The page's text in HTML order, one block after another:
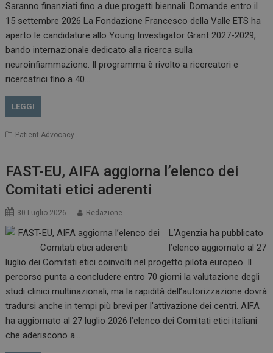
Saranno finanziati fino a due progetti biennali. Domande entro il
15 settembre 2026 La Fondazione Francesco della Valle ETS ha
aperto le candidature allo Young Investigator Grant 2027-2029,
bando internazionale dedicato alla ricerca sulla
neuroinfiammazione. Il programma è rivolto a ricercatori e
ricercatrici fino a 40…
LEGGI
Patient Advocacy
FAST-EU, AIFA aggiorna l’elenco dei
Comitati etici aderenti
30 Luglio 2026 Redazione
L’Agenzia ha pubblicato
l’elenco aggiornato al 27
luglio dei Comitati etici coinvolti nel progetto pilota europeo. Il
percorso punta a concludere entro 70 giorni la valutazione degli
studi clinici multinazionali, ma la rapidità dell’autorizzazione dovrà
tradursi anche in tempi più brevi per l’attivazione dei centri. AIFA
ha aggiornato al 27 luglio 2026 l’elenco dei Comitati etici italiani
che aderiscono a…
tracking-sites-
ironfish-tracking-
enable
www.dailyhealthindustry.it
4
settimane
2 giorni
CookieScriptConsent
NOME FORNITORE / DOMINIO
__Secure-ROLLOUT_TOKEN
.youtube.com